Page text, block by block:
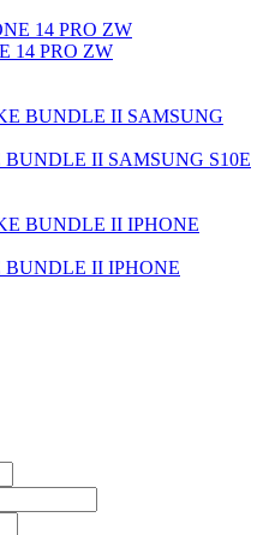
14 PRO ZW
II SAMSUNG S10E
BUNDLE II IPHONE